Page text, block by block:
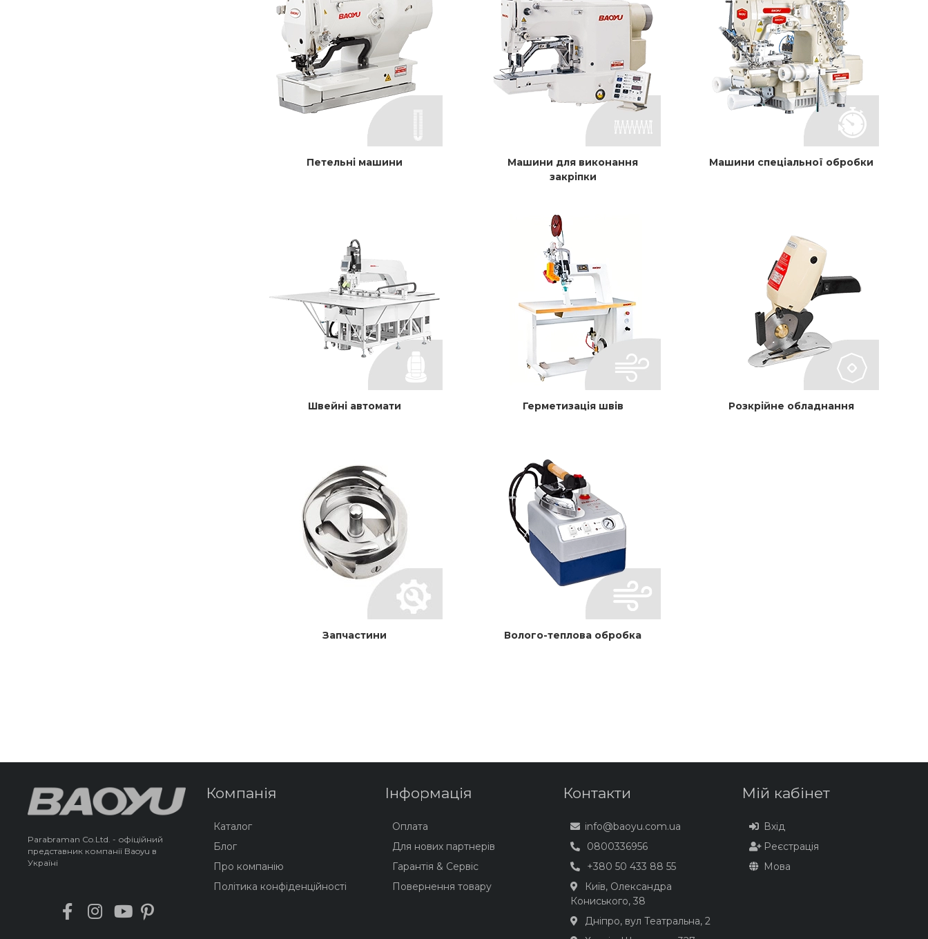
Петельні машини
Машини для виконання
закріпки
Машини спеціальної обробки
Швейні автомати Герметизація швів Розкрійне обладнання
Запчастини Волого-теплова обробка
Parabraman Co.Ltd. - офіційний
представник компанії Baoyu в
Україні
Компанія
Каталог
Блог
Про компанію
Політика конфіденційності
Інформація
Оплата
Для нових партнерів
Гарантія & Сервіс
Повернення товару
Контакти
info@baoyu.com.ua
0800336956
+380 50 433 88 55
Київ, Олександра
Кониського, 38
Дніпро, вул Театральна, 2
Мій кабінет
Вхід
Реєстрація
Мова